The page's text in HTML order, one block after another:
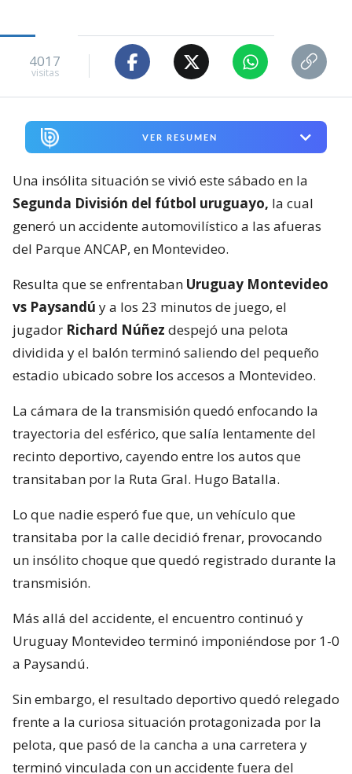
4017
visitas
VER RESUMEN
Una insólita situación se vivió este sábado en la
Segunda División del fútbol uruguayo, la cual
generó un accidente automovilístico a las afueras
del Parque ANCAP, en Montevideo.
Resulta que se enfrentaban Uruguay Montevideo
vs Paysandú y a los 23 minutos de juego, el
jugador Richard Núñez despejó una pelota
dividida y el balón terminó saliendo del pequeño
estadio ubicado sobre los accesos a Montevideo.
La cámara de la transmisión quedó enfocando la
trayectoria del esférico, que salía lentamente del
recinto deportivo, cayendo entre los autos que
transitaban por la Ruta Gral. Hugo Batalla.
Lo que nadie esperó fue que, un vehículo que
transitaba por la calle decidió frenar, provocando
un insólito choque que quedó registrado durante la
transmisión.
Más allá del accidente, el encuentro continuó y
Uruguay Montevideo terminó imponiéndose por 1-0
a Paysandú.
Sin embargo, el resultado deportivo quedó relegado
frente a la curiosa situación protagonizada por la
pelota, que pasó de la cancha a una carretera y
terminó vinculada con un accidente fuera del